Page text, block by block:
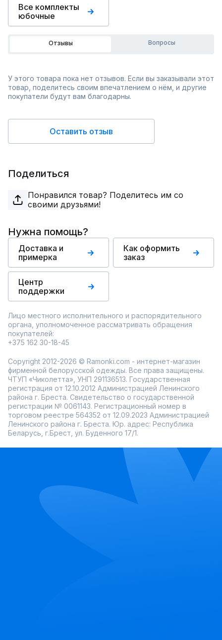
Все комплекты
юбочные
Отзывы Вопросы
У этого товара пока нет отзывов. Если вы заказывали этот
товар, поделитесь своим впечатлением о нём, и другие
покупатели будут вам благодарны.
Оставить отзыв
Поделиться
Понравился товар? Поделитесь им со
своими друзьями!
Нужна помощь?
Доставка и
примерка
Как оформить
заказ
Центр
поддержки
Лицо местного исполнительного и распорядительного
органа, уполномоченное рассматривать обращения
покупателей:
+375 162 30-18-45
Copyright 2012-2026 © Ramonki.com - интернет-магазин
фирменной белорусской одежды. Все права защищены.
ЧТУП «Чиколетта», УНП 291136513. Государственная
регистрация от 12.10.2012 Администрацией Ленинского
района г. Бреста. Свидетельство о государственной
регистрации № 0061143. Регистрационный номер в
торговом реестре 564352 от 12.09.2023 Администрацией
Ленинского района г. Бреста. Юр. адрес: Республика
Беларусь, г.Брест, ул. Буденного 17/1.